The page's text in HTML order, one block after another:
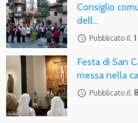
Consiglio
dell…
access_time Pubblicato il:
Festa di San
messa nella
access_time Pubblicato il: